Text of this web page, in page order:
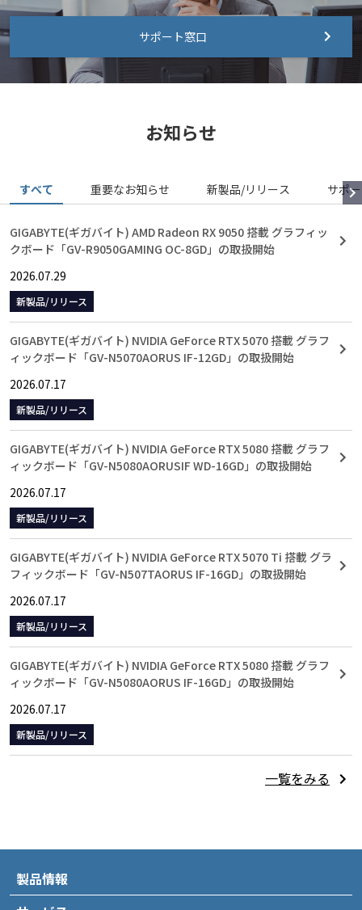
サポート窓口
お知らせ
すべて 重要なお知らせ 新製品/リリース サポ
GIGABYTE(ギガバイト) AMD Radeon RX 9050 搭載 グラフィッ
クボード「GV-R9050GAMING OC-8GD」の取扱開始
2026.07.29
新製品/リリース
GIGABYTE(ギガバイト) NVIDIA GeForce RTX 5070 搭載 グラフ
ィックボード「GV-N5070AORUS IF-12GD」の取扱開始
2026.07.17
新製品/リリース
GIGABYTE(ギガバイト) NVIDIA GeForce RTX 5080 搭載 グラフ
ィックボード「GV-N5080AORUSIF WD-16GD」の取扱開始
2026.07.17
新製品/リリース
GIGABYTE(ギガバイト) NVIDIA GeForce RTX 5070 Ti 搭載 グラ
フィックボード「GV-N507TAORUS IF-16GD」の取扱開始
2026.07.17
新製品/リリース
GIGABYTE(ギガバイト) NVIDIA GeForce RTX 5080 搭載 グラフ
ィックボード「GV-N5080AORUS IF-16GD」の取扱開始
2026.07.17
新製品/リリース
一覧をみる
製品情報